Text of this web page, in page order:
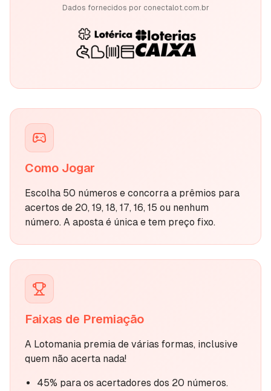
Política de Privacidade
Termos de Uso
Dados fornecidos por conectalot.com.br
Como Jogar
Escolha 50 números e concorra a prêmios para
acertos de 20, 19, 18, 17, 16, 15 ou nenhum
número. A aposta é única e tem preço fixo.
Faixas de Premiação
A Lotomania premia de várias formas, inclusive
quem não acerta nada!
45% para os acertadores dos 20 números.